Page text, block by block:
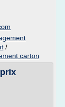
/
carton